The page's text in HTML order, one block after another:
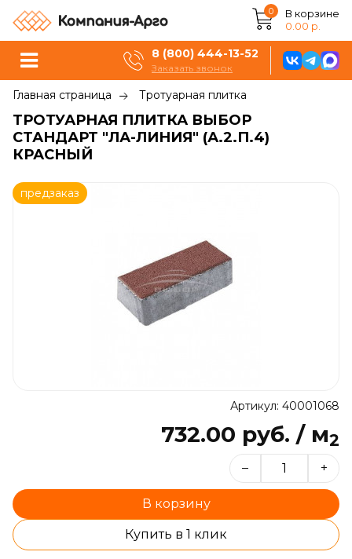
0
В корзине
0.00 р.
8 (800) 444-13-52
Заказать звонок
Главная страница Тротуарная плитка
ТРОТУАРНАЯ ПЛИТКА ВЫБОР
СТАНДАРТ "ЛА-ЛИНИЯ" (А.2.П.4)
КРАСНЫЙ
предзаказ
Артикул: 40001068
732.00 руб. / м2
– +
В корзину
Купить в 1 клик